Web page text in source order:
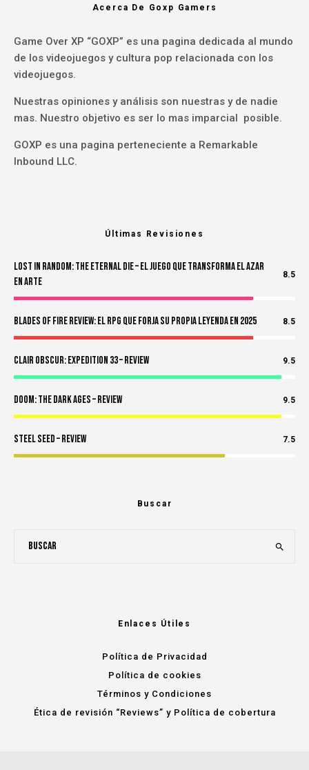
Acerca De Goxp Gamers
Game Over XP “GOXP” es una pagina dedicada al mundo
de los videojuegos y cultura pop relacionada con los
videojuegos.
Nuestras opiniones y análisis son nuestras y de nadie
mas. Nuestro objetivo es ser lo mas imparcial posible.
GOXP es una pagina perteneciente a Remarkable
Inbound LLC.
Últimas Revisiones
Lost in Random: The Eternal Die – El Juego Que Transforma el Azar
en Arte
8.5
Blades of Fire Review: El RPG Que Forja Su Propia Leyenda en 2025 8.5
Clair Obscur: Expedition 33 – Review 9.5
Doom: The Dark Ages – Review 9.5
Steel Seed – Review 7.5
Buscar
Enlaces Útiles
Política de Privacidad
Política de cookies
Términos y Condiciones
Ética de revisión “Reviews” y Política de cobertura